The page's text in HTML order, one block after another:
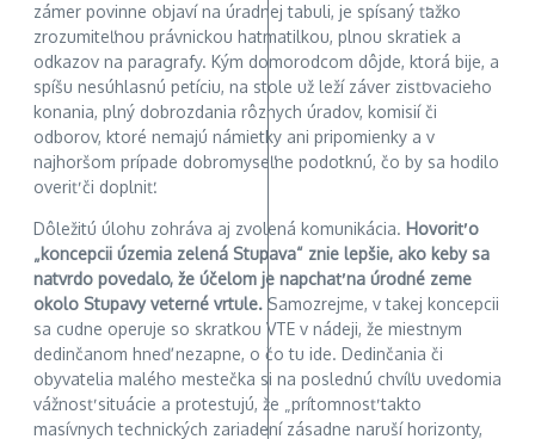
zámer povinne objaví na úradnej tabuli, je spísaný ťažko
zrozumiteľnou právnickou hatmatilkou, plnou skratiek a
odkazov na paragrafy. Kým domorodcom dôjde, ktorá bije, a
spíšu nesúhlasnú petíciu, na stole už leží záver zisťovacieho
konania, plný dobrozdania rôznych úradov, komisií či
odborov, ktoré nemajú námietky ani pripomienky a v
najhoršom prípade dobromyseľne podotknú, čo by sa hodilo
overiť či doplniť.
Dôležitú úlohu zohráva aj zvolená komunikácia. Hovoriť o
„koncepcii územia zelená Stupava“ znie lepšie, ako keby sa
natvrdo povedalo, že účelom je napchať na úrodné zeme
okolo Stupavy veterné vrtule. Samozrejme, v takej koncepcii
sa cudne operuje so skratkou VTE v nádeji, že miestnym
dedinčanom hneď nezapne, o čo tu ide. Dedinčania či
obyvatelia malého mestečka si na poslednú chvíľu uvedomia
vážnosť situácie a protestujú, že „prítomnosť takto
masívnych technických zariadení zásadne naruší horizonty,